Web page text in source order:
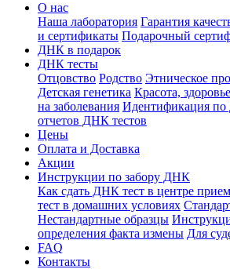
О нас
Наша лаборатория Гарантия
и сертификаты Подарочный
ДНК в подарок
ДНК тесты
Отцовство Родство Этническое
Детская генетика Красота,
на заболевания Идентификация
отчетов ДНК тестов
Цены
Оплата и Доставка
Акции
Инструкции по забору ДНК
Как сдать ДНК тест в центре
тест в домашних условиях
Нестандартные образцы
определения факта измены Для
FAQ
Контакты